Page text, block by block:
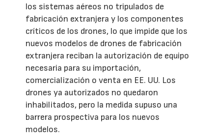
los sistemas aéreos no tripulados de
fabricación extranjera y los componentes
críticos de los drones, lo que impide que los
nuevos modelos de drones de fabricación
extranjera reciban la autorización de equipo
necesaria para su importación,
comercialización o venta en EE. UU. Los
drones ya autorizados no quedaron
inhabilitados, pero la medida supuso una
barrera prospectiva para los nuevos
modelos.